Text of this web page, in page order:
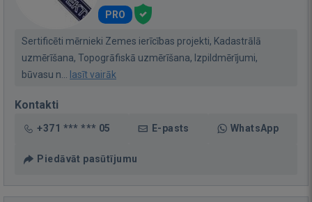
PRO
Sertificēti mērnieki Zemes ierīcības projekti, Kadastrālā
uzmērīšana, Topogrāfiskā uzmērīšana, Izpildmērījumi,
būvasu n...
lasīt vairāk
Kontakti
+371 *** *** 05 E-pasts WhatsApp
Piedāvāt pasūtījumu